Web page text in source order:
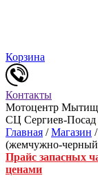
Корзина
Контакты
Мотоцентр
СЦ Сергиев-Посад
Главная /Магазин /
(жемчужно-
Прайс запасных
ценами